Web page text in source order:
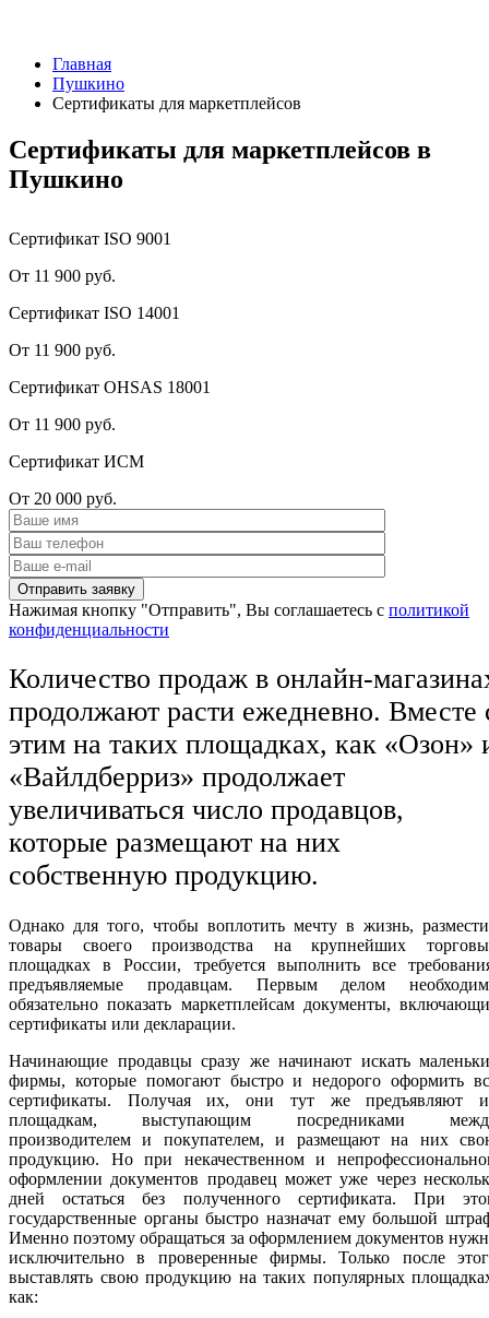
Главная
Пушкино
Сертификаты для маркетплейсов
Сертификаты для маркетплейсов в
Пушкино
Сертификат ISO 9001
От 11 900 руб.
Сертификат ISO 14001
От 11 900 руб.
Сертификат OHSAS 18001
От 11 900 руб.
Сертификат ИСМ
От 20 000 руб.
Нажимая кнопку "Отправить", Вы соглашаетесь с политикой
конфиденциальности
Количество продаж в онлайн-
продолжают расти ежедневно. Вместе
этим на таких площадках, как «Озон»
«Вайлдберриз» продолжает
увеличиваться число продавцов,
которые размещают на них
собственную продукцию.
Однако для того, чтобы воплотить мечту в жизнь,
товары своего производства на крупнейших
площадках в России, требуется выполнить все
предъявляемые продавцам. Первым делом
обязательно показать маркетплейсам документы,
сертификаты или декларации.
Начинающие продавцы сразу же начинают искать
фирмы, которые помогают быстро и недорого оформить
сертификаты. Получая их, они тут же предъявляют
площадкам, выступающим посредниками
производителем и покупателем, и размещают на них
продукцию. Но при некачественном и
оформлении документов продавец может уже через
дней остаться без полученного сертификата. При
государственные органы быстро назначат ему большой
Именно поэтому обращаться за оформлением документов
исключительно в проверенные фирмы. Только после
выставлять свою продукцию на таких популярных
как: